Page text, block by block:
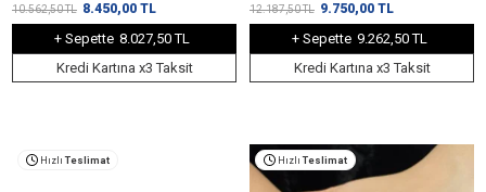
10.562,50TL 8.450,00 TL
+ Sepette 8.027,50 TL
Kredi Kartına x3 Taksit
12.187,50TL 9.750,00 TL
+ Sepette 9.262,50 TL
Kredi Kartına x3 Taksit
Hızlı Teslimat Hızlı Teslimat